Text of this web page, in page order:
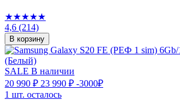
★★★★★
4,6 (214)
В корзину
SALE В наличии
20 990 ₽ 23 990 ₽ -3000₽
1 шт. осталось